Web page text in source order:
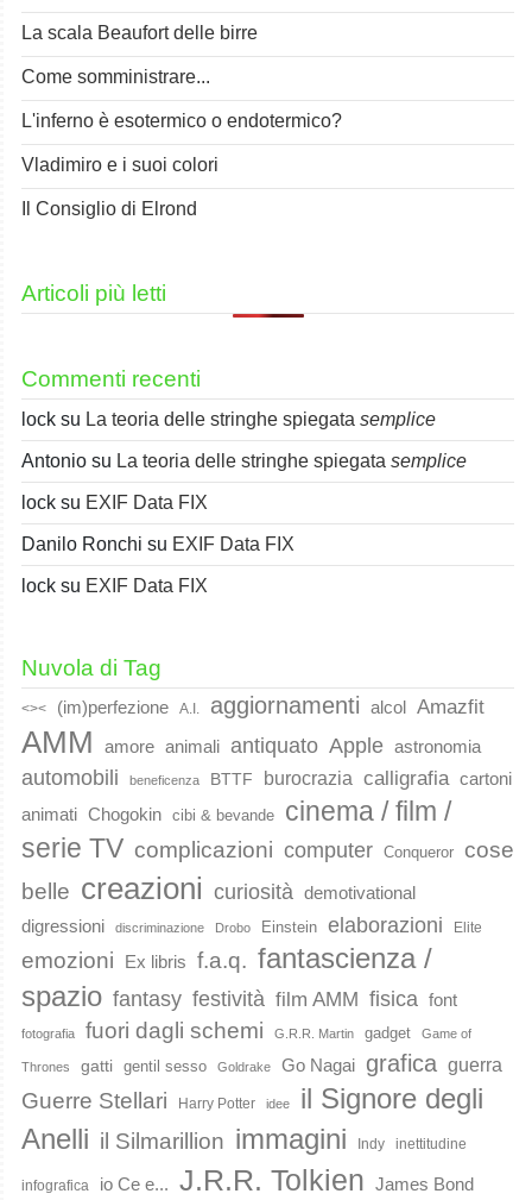
La scala Beaufort delle birre
Come somministrare...
L'inferno è esotermico o endotermico?
Vladimiro e i suoi colori
Il Consiglio di Elrond
Articoli più letti
Commenti recenti
lock su La teoria delle stringhe spiegata semplice
Antonio su La teoria delle stringhe spiegata semplice
lock su EXIF Data FIX
Danilo Ronchi su EXIF Data FIX
lock su EXIF Data FIX
Nuvola di Tag
<>< (im)perfezione A.I. aggiornamenti alcol Amazfit
AMM amore animali antiquato Apple astronomia
automobili beneficenza BTTF burocrazia calligrafia cartoni
animati Chogokin cibi & bevande
cinema / film /
serie TV complicazioni computer Conqueror
cose
belle creazioni curiosità demotivational
digressioni
discriminazione Drobo Einstein elaborazioni Elite
emozioni Ex libris f.a.q. fantascienza /
spazio fantasy festività film AMM fisica font
fotografia fuori dagli schemi G.R.R. Martin gadget Game of
Thrones gatti gentil sesso Goldrake Go Nagai grafica guerra
Guerre Stellari Harry Potter idee
il Signore degli
Anelli il Silmarillion immagini Indy inettitudine
infografica io Ce e... J.R.R. Tolkien James Bond